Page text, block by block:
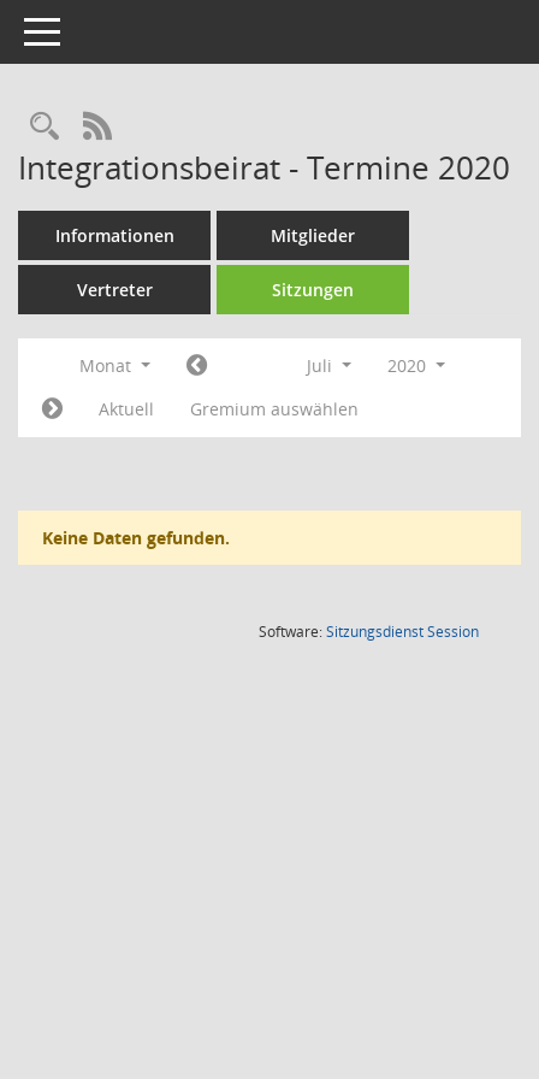
Toggle navigation
Rechercheauswahl
RSS-Feed
Integrationsbeirat - Termine 2020
Informationen Mitglieder
Vertreter Sitzungen
Monat Juli
2020
Aktuell
Gremium auswählen
Keine Daten gefunden.
Software:SitzungsdienstSession(Wird in